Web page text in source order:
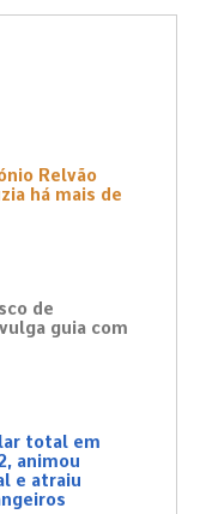
Relvão
há mais de
de
guia com
total em
animou
e atraiu